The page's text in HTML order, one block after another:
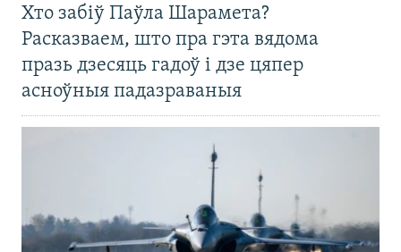
Хто забіў Паўла Шарамета?
Расказваем, што пра гэта вядома
празь дзесяць гадоў і дзе цяпер
асноўныя падазраваныя